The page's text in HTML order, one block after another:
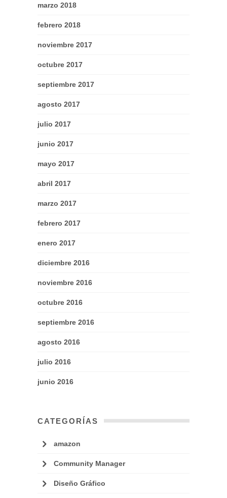
marzo 2018
febrero 2018
noviembre 2017
octubre 2017
septiembre 2017
agosto 2017
julio 2017
junio 2017
mayo 2017
abril 2017
marzo 2017
febrero 2017
enero 2017
diciembre 2016
noviembre 2016
octubre 2016
septiembre 2016
agosto 2016
julio 2016
junio 2016
CATEGORÍAS
amazon
Community Manager
Diseño Gráfico